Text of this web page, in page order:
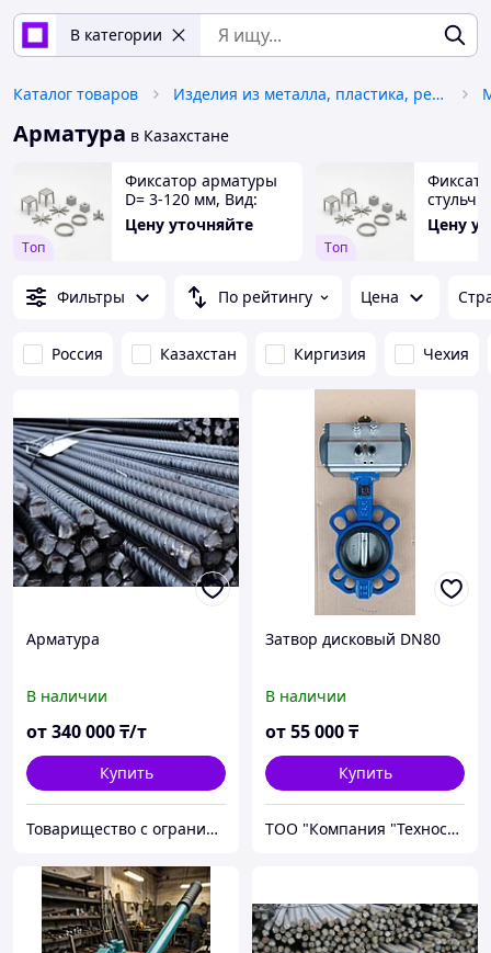
В категории
Каталог товаров Изделия из металла, пластика, резины
Арматура в Казахстане
Tоп
Фиксатор арматуры
D= 3-120 мм, Вид:
стульчик; звездочка;
кубик..., Толщина
Цену уточняйте
Tоп
мм, Вид:
Цену
Фильтры По рейтингу Цена
Россия Казахстан Киргизия Чехия
Арматура
В наличии
от340 000₸/т
Купить
Товарищество с ограниченной ответственностью "SILUTONGDA KZ"
Затвор дисковый DN80
В наличии
от55 000₸
Купить
ТОО "Компания "Технострой Групс"